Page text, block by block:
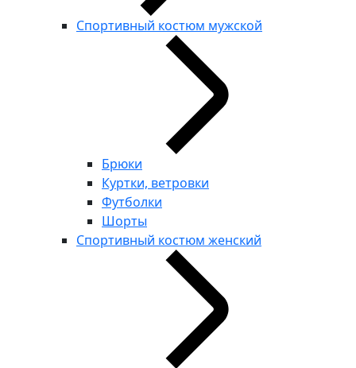
Спортивный костюм мужской
Брюки
Куртки, ветровки
Футболки
Шорты
Спортивный костюм женский